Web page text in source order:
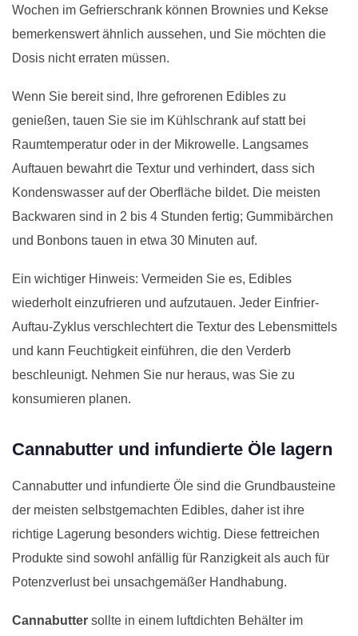
Wochen im Gefrierschrank können Brownies und Kekse
bemerkenswert ähnlich aussehen, und Sie möchten die
Dosis nicht erraten müssen.
Wenn Sie bereit sind, Ihre gefrorenen Edibles zu
genießen, tauen Sie sie im Kühlschrank auf statt bei
Raumtemperatur oder in der Mikrowelle. Langsames
Auftauen bewahrt die Textur und verhindert, dass sich
Kondenswasser auf der Oberfläche bildet. Die meisten
Backwaren sind in 2 bis 4 Stunden fertig; Gummibärchen
und Bonbons tauen in etwa 30 Minuten auf.
Ein wichtiger Hinweis: Vermeiden Sie es, Edibles
wiederholt einzufrieren und aufzutauen. Jeder Einfrier-
Auftau-Zyklus verschlechtert die Textur des Lebensmittels
und kann Feuchtigkeit einführen, die den Verderb
beschleunigt. Nehmen Sie nur heraus, was Sie zu
konsumieren planen.
Cannabutter und infundierte Öle lagern
Cannabutter und infundierte Öle sind die Grundbausteine
der meisten selbstgemachten Edibles, daher ist ihre
richtige Lagerung besonders wichtig. Diese fettreichen
Produkte sind sowohl anfällig für Ranzigkeit als auch für
Potenzverlust bei unsachgemäßer Handhabung.
Cannabutter sollte in einem luftdichten Behälter im